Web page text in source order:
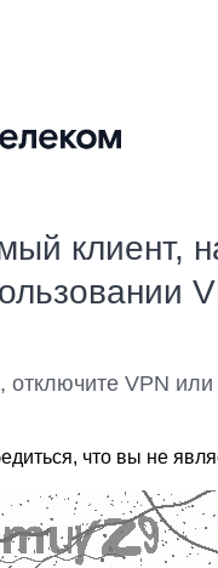
клиент,
отключите VPN
что вы не